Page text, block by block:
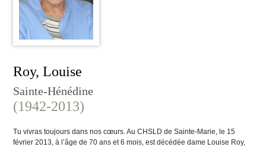
Roy, Louise
Sainte-Hénédine
(1942-2013)
Tu vivras toujours dans nos cœurs. Au CHSLD de Sainte-Marie, le 15
février 2013, à l’âge de 70 ans et 6 mois, est décédée dame Louise Roy,